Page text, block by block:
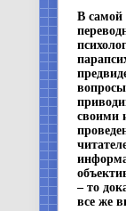
В самой
своими
– то
все же